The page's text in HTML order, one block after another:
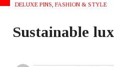
DELUXE PINS FASHION & STYLE
Sustainable